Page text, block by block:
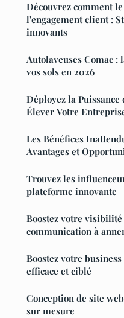
Découvrez comment
l'engagement client :
innovants
Autolaveuses Comac
vos sols en 2026
Déployez la
Élever Votre
Les Bénéfices
Avantages et
Trouvez les
plateforme innovante
Boostez votre visibilité
communication à
Boostez votre
efficace et ciblé
Conception de site
sur mesure